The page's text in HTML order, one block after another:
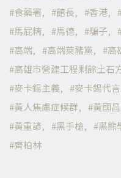
食藥署
館長 香港
馬屁精
馬德 騙子
高端
高端萊豬黨
高
高雄市營建工程剩餘土石
麥卡錫主義
麥卡錫代
黃人焦慮症候群
黃國昌
黃重諺
黑手槍 黑熊
齊柏林